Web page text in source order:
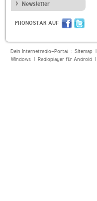
Newsletter
PHONOSTAR AUF
Dein Internetradio-Portal : Sitemap|
Windows| Radioplayer für Android|